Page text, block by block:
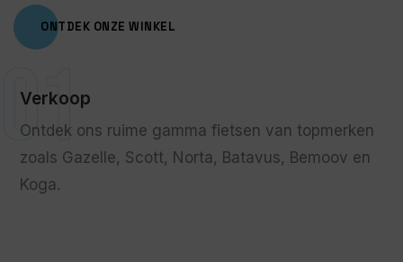
ONTDEK ONZE WINKEL
01
Verkoop
Ontdek ons ruime gamma fietsen van topmerken
zoals Gazelle, Scott, Norta, Batavus, Bemoov en
Koga.